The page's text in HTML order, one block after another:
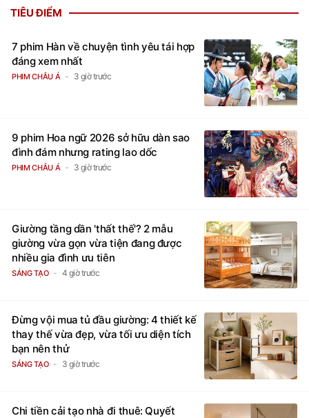
TIÊU ĐIỂM
7 phim Hàn về chuyện tình yêu tái hợp
đáng xem nhất
PHIM CHÂU Á 3 giờ trước
9 phim Hoa ngữ 2026 sở hữu dàn sao
đình đám nhưng rating lao dốc
PHIM CHÂU Á 3 giờ trước
Giường tầng dần 'thất thế'? 2 mẫu
giường vừa gọn vừa tiện đang được
nhiều gia đình ưu tiên
SÁNG TẠO 4 giờ trước
Đừng vội mua tủ đầu giường: 4 thiết kế
thay thế vừa đẹp, vừa tối ưu diện tích
bạn nên thử
SÁNG TẠO 3 giờ trước
Chi tiền cải tạo nhà đi thuê: Quyết